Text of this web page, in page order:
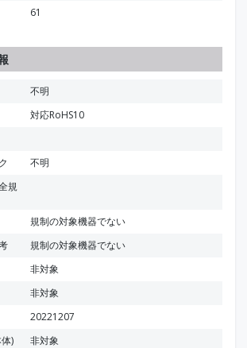
61
不明
対応RoHS10
不明
規
規制の対象機器でない
規制の対象機器でない
非対象
非対象
20221207
)
非対象